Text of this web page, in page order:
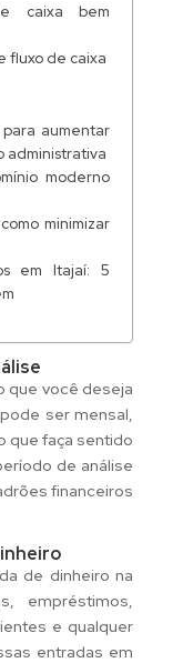
caixa bem
fluxo de caixa
aumentar
administrativa
moderno
minimizar
em Itajaí: 5
que você deseja
ser mensal,
que faça sentido
de análise
financeiros
de dinheiro na
empréstimos,
e qualquer
entradas em